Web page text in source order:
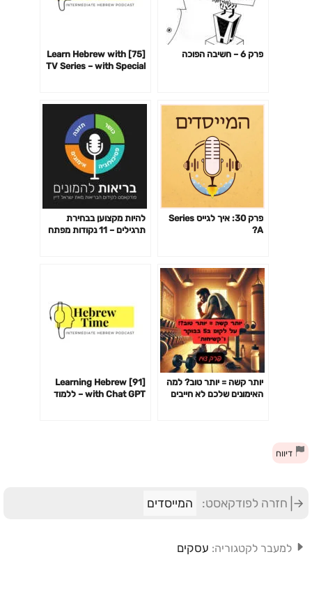
פרק 6 – חשיבה הפוכה
[75] Learn Hebrew with
TV Series – with Special
פרק 30: איך לגייס Series
A?
להיות מקצוען בבחירת
תרגילים – 11 נקודות מפתח
יותר קשה = יותר טוב? למה
האימונים שלכם לא חייבים
[91] Learning Hebrew
with Chat GPT – ללמוד
דיווח
חזרה לפודקאסט: המייסדים
למעבר לקטגוריה: עסקים